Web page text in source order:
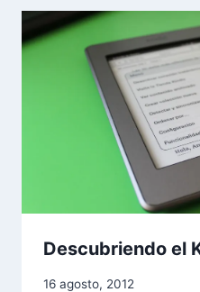
Descubriendo el
16 agosto, 2012